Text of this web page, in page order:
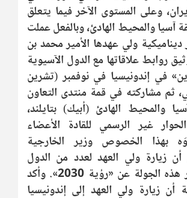
وعلى المستوى الآخر فيما يتعلق
آسيا والمحيط الهادئ، وبالفعل عملت
ولي عهدها الأمير محمد بن
روابط علاقاتها مع الدول الآسيوية
في إندونيسيا في نوفمبر (تشرين
ثم مشاركته في قمة منتدى التعاون
والمحيط الهادئ (أبيك) بتايلند،
غير الرسمي للقادة الأعضاء
بهذا الخصوص وزير الخارجية
زيارة ولي العهد لعدد من الدول
الآسيوية تعبر هذه الجولة عن «رؤية 2030». وأكد
أن زيارة ولي العهد إلى إندونيسيا